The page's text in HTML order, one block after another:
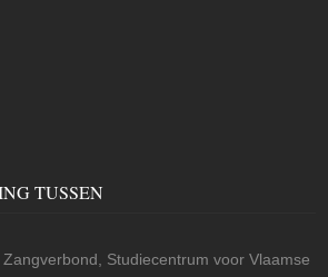
TUSSEN
Studiecentrum voor Vlaamse